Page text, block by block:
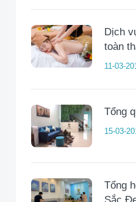
Dịch
toàn
11-03-
Tổng
15-03-
Tổng